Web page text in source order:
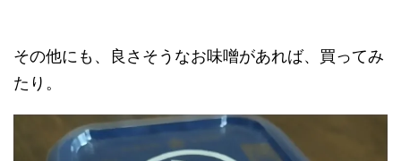
その他にも、良さそうなお味噌があれば、買ってみ
たり。